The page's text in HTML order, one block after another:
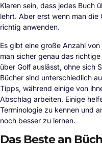
Klaren sein, dass jedes Buch
lehrt. Aber erst wenn man die
richtig anwenden.
Es gibt eine große Anzahl
man sicher genau das
über Golf auslässt, ohne sich
Bücher sind unterschiedlich
Tipps, während einige von
Abschlag arbeiten. Einige
Terminologie zu kennen und
noch besser zu lernen.
Das Beste an